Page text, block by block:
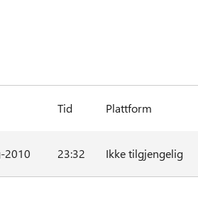
Tid Plattform
2010 23:32 Ikke tilgjengelig